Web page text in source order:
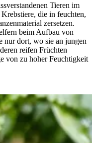
Tieren im
die in feuchten,
zersetzen.
beim Aufbau von
nur dort, wo sie an jungen
reifen Früchten
von zu hoher Feuchtigkeit